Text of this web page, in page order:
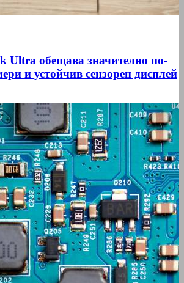
Ultra обещава значително по-
и устойчив сензорен дисплей